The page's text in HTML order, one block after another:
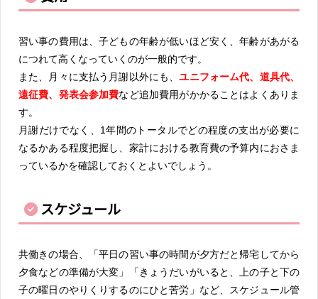
習い事の費用は、子どもの年齢が低いほど安く、年齢があがる
につれて高くなっていくのが一般的です。
また、月々に支払う月謝以外にも、ユニフォーム代、道具代、
遠征費、発表会参加費など追加費用がかかることはよくありま
す。
月謝だけでなく、1年間のトータルでどの程度の支出が必要に
なるかある程度把握し、家計における教育費の予算内におさま
っているかを確認しておくとよいでしょう。
スケジュール
共働きの場合、「平日の習い事の時間が夕方だと帰宅してから
夕食などの準備が大変」「きょうだいがいると、上の子と下の
子の曜日のやりくりするのにひと苦労」など、スケジュール管